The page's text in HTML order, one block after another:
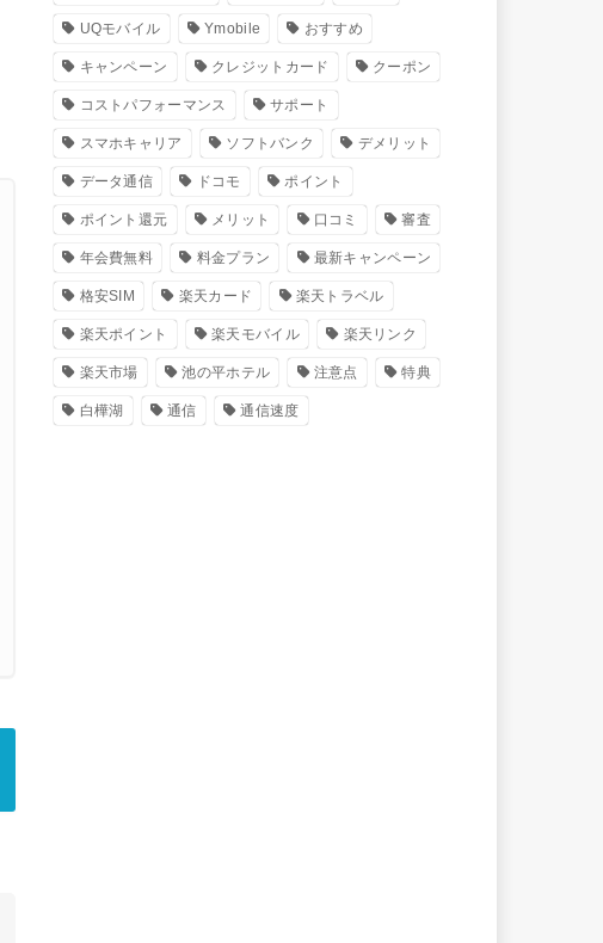
UQモバイル Ymobile おすすめ
キャンペーン クレジットカード クーポン
コストパフォーマンス サポート
スマホキャリア ソフトバンク デメリット
データ通信 ドコモ ポイント
ポイント還元 メリット 口コミ 審査
年会費無料 料金プラン 最新キャンペーン
格安SIM 楽天カード 楽天トラベル
楽天ポイント 楽天モバイル 楽天リンク
楽天市場 池の平ホテル 注意点 特典
白樺湖 通信 通信速度